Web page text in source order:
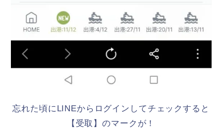
忘れた頃にLINEからログインしてチェックすると
【受取】のマークが！